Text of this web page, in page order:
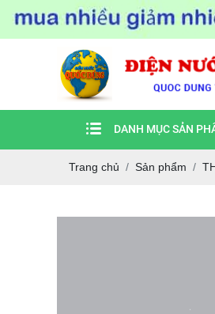
DANH MỤC SẢN
Trang chủ Sản phẩm